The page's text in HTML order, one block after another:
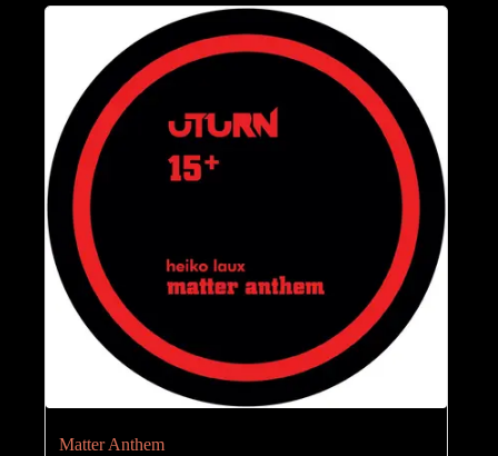
Matter Anthem